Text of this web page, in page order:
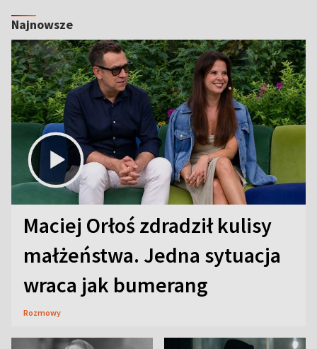
Najnowsze
Maciej Orłoś zdradził kulisy
małżeństwa. Jedna sytuacja
wraca jak bumerang
Rozmowy